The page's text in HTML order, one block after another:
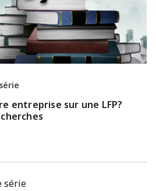
entreprise sur une LFP?
série